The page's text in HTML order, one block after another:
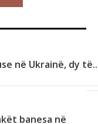
në Ukrainë, dy
banesa në